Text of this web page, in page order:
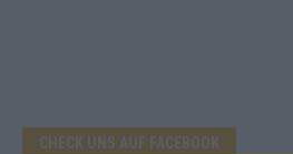
CHECK UNS AUF FACEBOOK